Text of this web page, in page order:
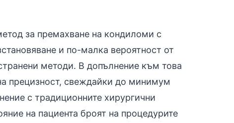
за премахване на кондиломи с
и по-малка вероятност от
методи. В допълнение към това
прецизност, свеждайки до минимум
с традиционните хирургични
на пациента броят на процедурите